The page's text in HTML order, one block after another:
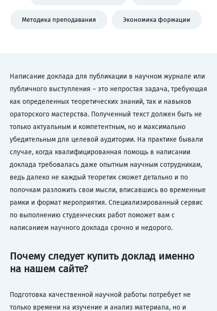
Методика преподавания Экономика формации
Написание доклада для публикации в научном журнале или
публичного выступления – это непростая задача, требующая
как определенных теоретических знаний, так и навыков
ораторского мастерства. Полученный текст должен быть не
только актуальным и компетентным, но и максимально
убедительным для целевой аудитории. На практике бывали
случае, когда квалифицированная помощь в написании
доклада требовалась даже опытным научным сотрудникам,
ведь далеко не каждый теоретик сможет детально и по
полочкам разложить свои мысли, вписавшись во временные
рамки и формат мероприятия. Специализированный сервис
по выполнению студенческих работ поможет вам с
написанием научного доклада срочно и недорого.
Почему следует купить доклад именно
на нашем сайте?
Подготовка качественной научной работы потребует не
только времени на изучение и анализ материала, но и